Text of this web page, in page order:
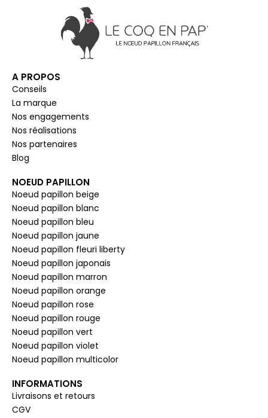
A PROPOS
Conseils
La marque
Nos engagements
Nos réalisations
Nos partenaires
Blog
NOEUD PAPILLON
Noeud papillon beige
Noeud papillon blanc
Noeud papillon bleu
Noeud papillon jaune
Noeud papillon fleuri liberty
Noeud papillon japonais
Noeud papillon marron
Noeud papillon orange
Noeud papillon rose
Noeud papillon rouge
Noeud papillon vert
Noeud papillon violet
Noeud papillon multicolor
INFORMATIONS
Livraisons et retours
CGV